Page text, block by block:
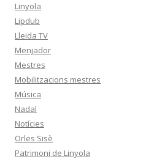
Linyola
Lipdub
Lleida TV
Menjador
Mestres
Mobilitzacions mestres
Música
Nadal
Notícies
Orles Sisè
Patrimoni de Linyola